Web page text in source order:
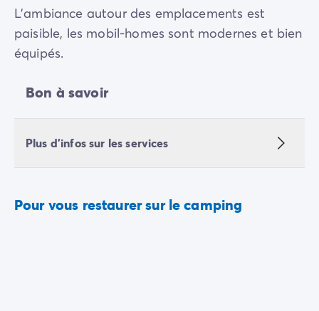
L'ambiance autour des emplacements est
paisible, les mobil-homes sont modernes et bien
équipés.
Bon à savoir
Plus d'infos sur les services
Pour vous restaurer sur le camping